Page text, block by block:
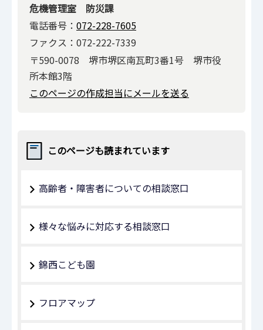
危機管理室 防災課
電話番号： 072-228-7605
ファクス：072-222-7339
〒590-0078 堺市堺区南瓦町3番1号 堺市役
所本館3階
このページの作成担当にメールを送る
このページも読まれています
高齢者・障害者についての相談窓口
様々な悩みに対応する相談窓口
錦西こども園
フロアマップ